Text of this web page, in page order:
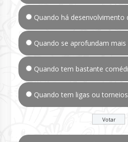
Quando há desenvolvimento
Quando se aprofundam
Quando tem bastante
Quando tem ligas ou torneios